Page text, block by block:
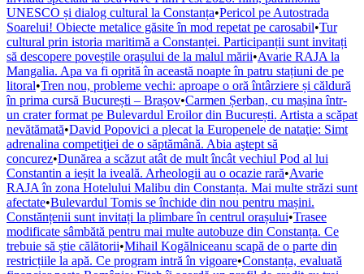
UNESCO și dialog cultural la Constanța•Pericol pe Autostrada
Soarelui! Obiecte metalice găsite în mod repetat pe carosabil•Tur
cultural prin istoria maritimă a Constanței. Participanții sunt invitați
să descopere poveștile orașului de la malul mării•Avarie RAJA la
Mangalia. Apa va fi oprită în această noapte în patru stațiuni de pe
litoral•Tren nou, probleme vechi: aproape o oră întârziere și căldură
în prima cursă București – Brașov•Carmen Șerban, cu mașina într-
un crater format pe Bulevardul Eroilor din București. Artista a scăpat
nevătămată•David Popovici a plecat la Europenele de nataţie: Simt
adrenalina competiţiei de o săptămână. Abia aştept să
concurez•Dunărea a scăzut atât de mult încât vechiul Pod al lui
Constantin a ieșit la iveală. Arheologii au o ocazie rară•Avarie
RAJA în zona Hotelului Malibu din Constanța. Mai multe străzi sunt
afectate•Bulevardul Tomis se închide din nou pentru mașini.
Constănțenii sunt invitați la plimbare în centrul orașului•Trasee
modificate sâmbătă pentru mai multe autobuze din Constanța. Ce
trebuie să știe călătorii•Mihail Kogălniceanu scapă de o parte din
restricțiile la apă. Ce program intră în vigoare•Constanța, evaluată